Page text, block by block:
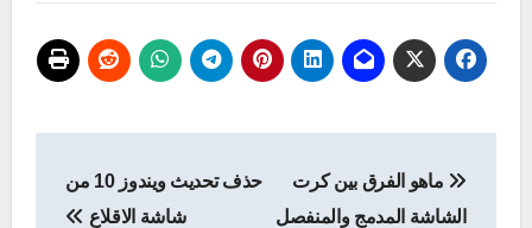
المقالات
ماهو الفرق بين كرت
الشاشة المدمج والمنفصل
حذف تحديث ويندوز 10 من
شاشة الاقلاع